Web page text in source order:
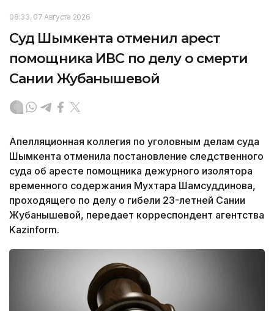
08:33, 07 Августа 2026
Суд Шымкента отменил арест
помощника ИВС по делу о смерти
Сании Жубанышевой
Апелляционная коллегия по уголовным делам суда
Шымкента отменила постановление следственного
суда об аресте помощника дежурного изолятора
временного содержания Мухтара Шамсуддинова,
проходящего по делу о гибели 23-летней Сании
Жубанышевой, передает корреспондент агентства
Kazinform.